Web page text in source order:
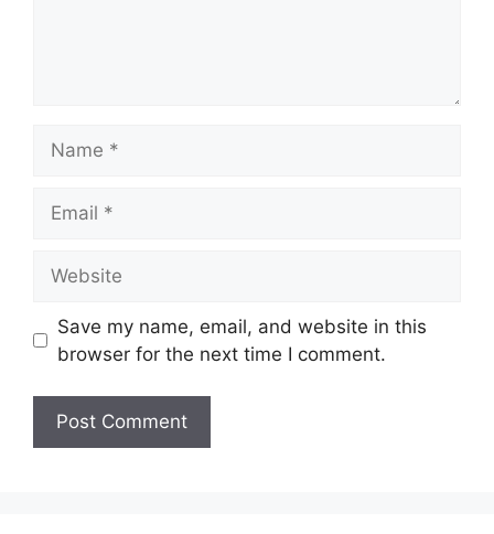
Save my name, email, and website in this
browser for the next time I comment.